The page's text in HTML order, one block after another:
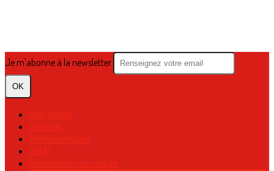
Je m'abonne à la newsletter
OK
Plan du site
Licences
Mentions légales
CGUV
Paramétrer vos cookies